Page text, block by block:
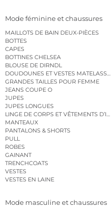
Mode féminine et chaussures
MAILLOTS DE BAIN DEUX-PIÈCES
BOTTES
CAPES
BOTTINES CHELSEA
BLOUSE DE DIRNDL
DOUDOUNES ET VESTES
GRANDES TAILLES POUR FEMME
JEANS COUPE O
JUPES
JUPES LONGUES
LINGE DE CORPS ET VÊTEMENTS
MANTEAUX
PANTALONS & SHORTS
PULL
ROBES
GAINANT
TRENCHCOATS
VESTES
VESTES EN LAINE
Mode masculine et chaussures